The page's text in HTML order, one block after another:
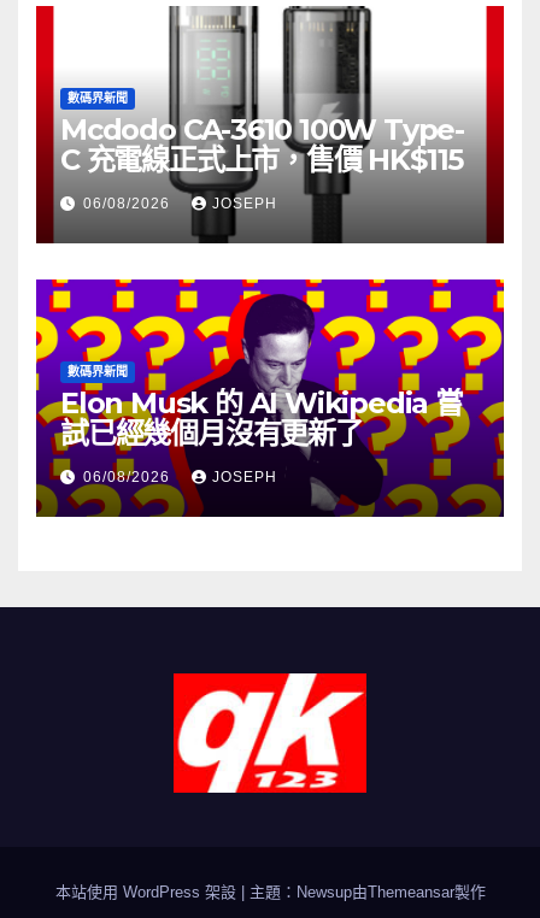
數碼界新聞
Mcdodo CA-3610 100W Type-
C 充電線正式上市，售價 HK$115
06/08/2026 JOSEPH
數碼界新聞
Elon Musk 的 AI Wikipedia 嘗
試已經幾個月沒有更新了
06/08/2026 JOSEPH
本站使用 WordPress 架設 主題：Newsup由Themeansar製作